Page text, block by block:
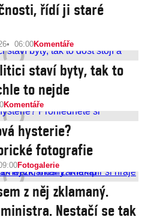
řídí ji staré
06:00Komentáře
staví byty, tak to
to nejde
Komentáře
hysterie?
fotografie
Fotogalerie
z něj zklamaný.
Nestačí se tak